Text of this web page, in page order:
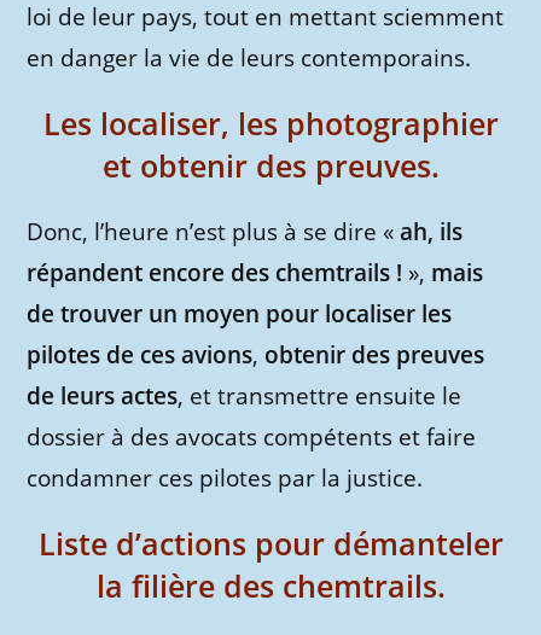
loi de leur pays, tout en mettant sciemment
en danger la vie de leurs contemporains.
Les localiser, les photographier
et obtenir des preuves.
Donc, l’heure n’est plus à se dire «ah, ils
répandent encore des chemtrails ! », mais
de trouver un moyen pour localiser les
pilotes de ces avions, obtenir des preuves
de leurs actes, et transmettre ensuite le
dossier à des avocats compétents et faire
condamner ces pilotes par la justice.
Liste d’actions pour démanteler
la filière des chemtrails.